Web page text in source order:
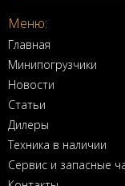
Меню:
Главная
Минипогрузчики
Новости
Статьи
Дилеры
Техника в наличии
Сервис и запасные